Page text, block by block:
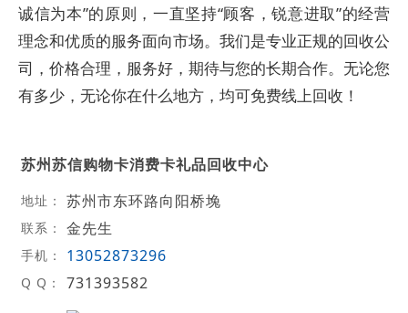
诚信为本”的原则，一直坚持“顾客，锐意进取”的经营
理念和优质的服务面向市场。我们是专业正规的回收公
司，价格合理，服务好，期待与您的长期合作。无论您
有多少，无论你在什么地方，均可免费线上回收！
苏州苏信购物卡消费卡礼品回收中心
地址： 苏州市东环路向阳桥堍
联系： 金先生
手机： 13052873296
Q Q： 731393582